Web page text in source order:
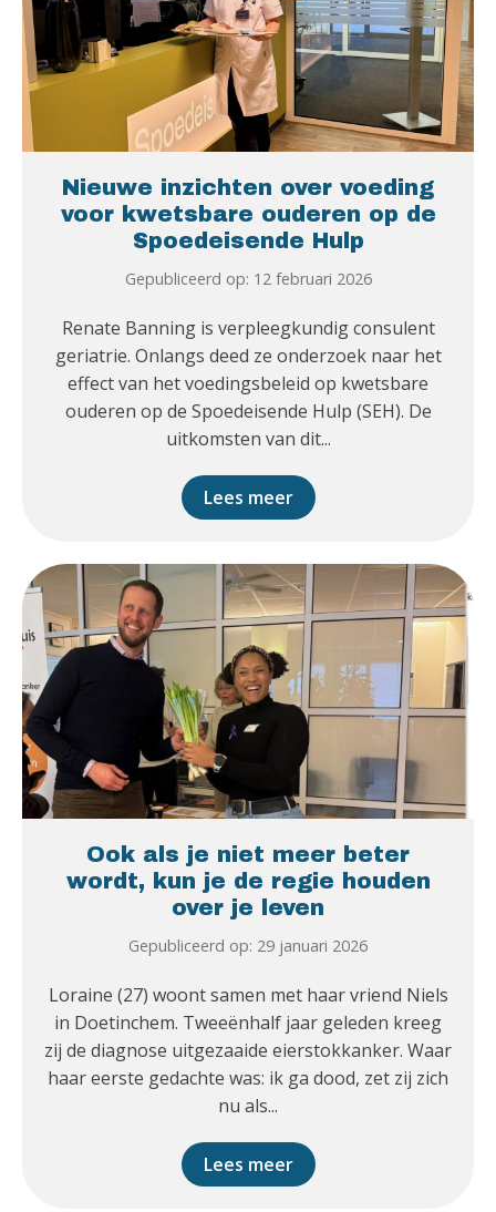
Nieuwe inzichten over voeding
voor kwetsbare ouderen op de
Spoedeisende Hulp
Gepubliceerd op: 12 februari 2026
Renate Banning is verpleegkundig consulent
geriatrie. Onlangs deed ze onderzoek naar het
effect van het voedingsbeleid op kwetsbare
ouderen op de Spoedeisende Hulp (SEH). De
uitkomsten van dit...
Lees meer
Ook als je niet meer beter
wordt, kun je de regie houden
over je leven
Gepubliceerd op: 29 januari 2026
Loraine (27) woont samen met haar vriend Niels
in Doetinchem. Tweeënhalf jaar geleden kreeg
zij de diagnose uitgezaaide eierstokkanker. Waar
haar eerste gedachte was: ik ga dood, zet zij zich
nu als...
Lees meer